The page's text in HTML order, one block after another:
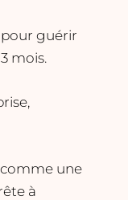
guérir
mois.
une
à